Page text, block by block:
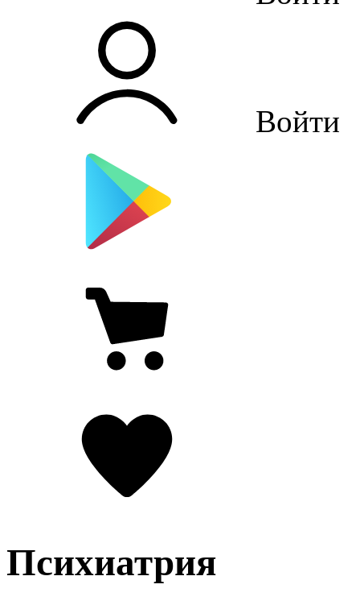
Войти
Психиатрия